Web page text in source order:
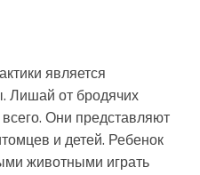
является
Лишай от бродячих
Они представляют
и детей. Ребенок
животными играть